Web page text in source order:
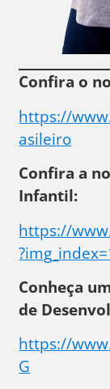
Confira o
https://
asileiro
Confira a
Infantil:
https://
Conheça
de
https://
G